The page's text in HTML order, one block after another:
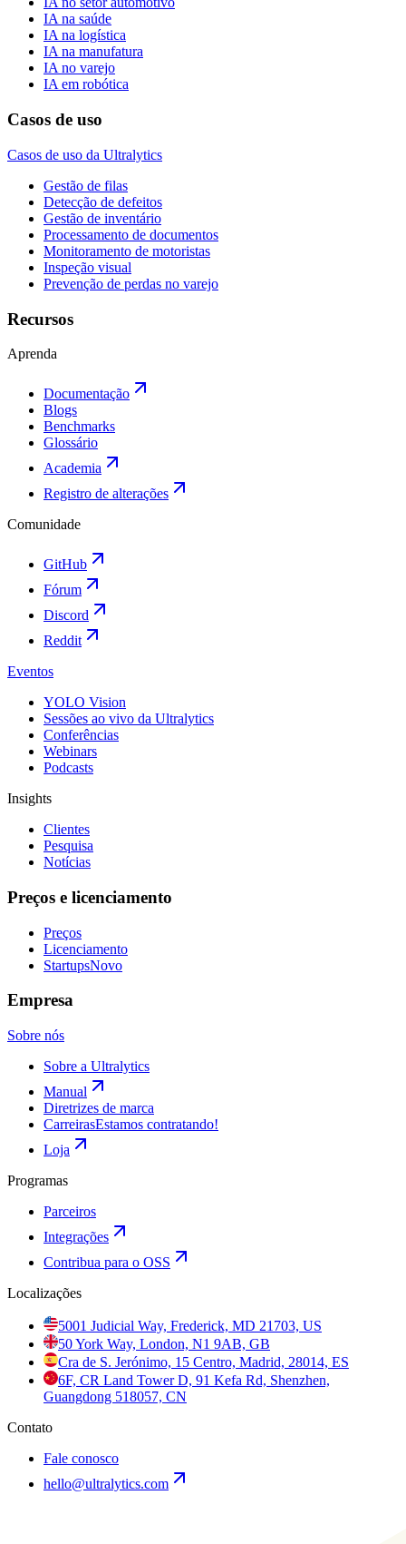
IA na saúde
IA na logística
IA na manufatura
IA no varejo
IA em robótica
Casos de uso
Casos de uso da Ultralytics
Gestão de filas
Detecção de defeitos
Gestão de inventário
Processamento de documentos
Monitoramento de motoristas
Inspeção visual
Prevenção de perdas no varejo
Recursos
Aprenda
Documentação
Blogs
Benchmarks
Glossário
Academia
Registro de alterações
Comunidade
GitHub
Fórum
Discord
Reddit
Eventos
YOLO Vision
Sessões ao vivo da Ultralytics
Conferências
Webinars
Podcasts
Insights
Clientes
Pesquisa
Notícias
Preços e licenciamento
Preços
Licenciamento
StartupsNovo
Empresa
Sobre nós
Sobre a Ultralytics
Manual
Diretrizes de marca
CarreirasEstamos contratando!
Loja
Programas
Parceiros
Integrações
Contribua para o OSS
Localizações
5001 Judicial Way, Frederick, MD 21703, US
50 York Way, London, N1 9AB, GB
Cra de S. Jerónimo, 15 Centro, Madrid, 28014, ES
6F, CR Land Tower D, 91 Kefa Rd, Shenzhen,
Guangdong 518057, CN
Contato
Fale conosco
hello@ultralytics.com